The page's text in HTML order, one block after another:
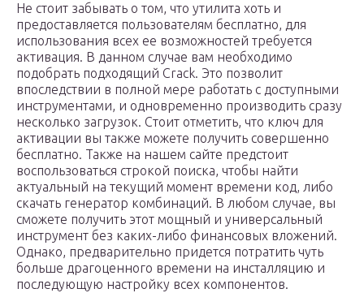
Не стоит забывать о том, что утилита хоть и
предоставляется пользователям бесплатно, для
использования всех ее возможностей требуется
активация. В данном случае вам необходимо
подобрать подходящий Crack. Это позволит
впоследствии в полной мере работать с доступными
инструментами, и одновременно производить сразу
несколько загрузок. Стоит отметить, что ключ для
активации вы также можете получить совершенно
бесплатно. Также на нашем сайте предстоит
воспользоваться строкой поиска, чтобы найти
актуальный на текущий момент времени код, либо
скачать генератор комбинаций. В любом случае, вы
сможете получить этот мощный и универсальный
инструмент без каких-либо финансовых вложений.
Однако, предварительно придется потратить чуть
больше драгоценного времени на инсталляцию и
последующую настройку всех компонентов.